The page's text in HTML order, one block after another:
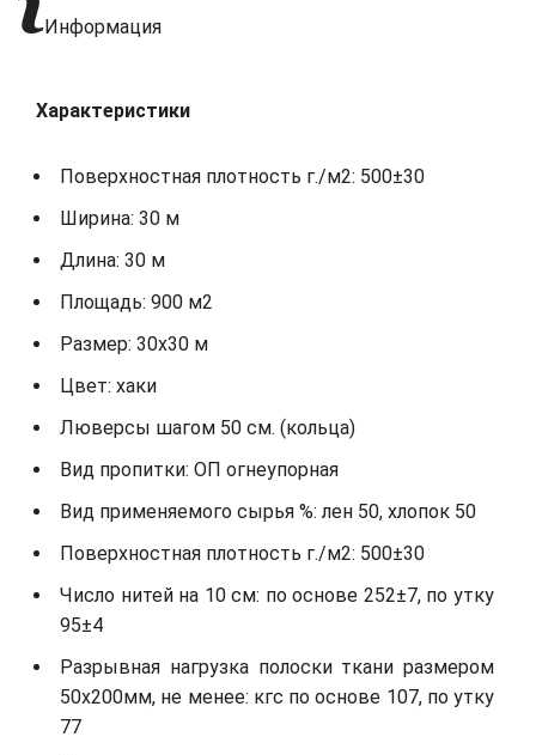
Информация
Характеристики
Поверхностная плотность г./м2: 500±30
Ширина: 30 м
Длина: 30 м
Площадь: 900 м2
Размер: 30х30 м
Цвет: хаки
Люверсы шагом 50 см. (кольца)
Вид пропитки: ОП огнеупорная
Вид применяемого сырья %: лен 50, хлопок 50
Поверхностная плотность г./м2: 500±30
Число нитей на 10 см: по основе 252±7, по утку
95±4
Разрывная нагрузка полоски ткани размером
50х200мм, не менее: кгс по основе 107, по утку
77